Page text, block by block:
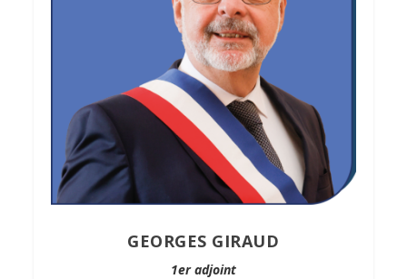
GEORGES GIRAUD
1er adjoint